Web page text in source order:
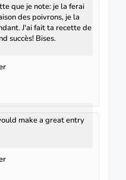
que je note: je la ferai
des poivrons, je la
J'ai fait ta recette de
succès! Bises.
make a great entry